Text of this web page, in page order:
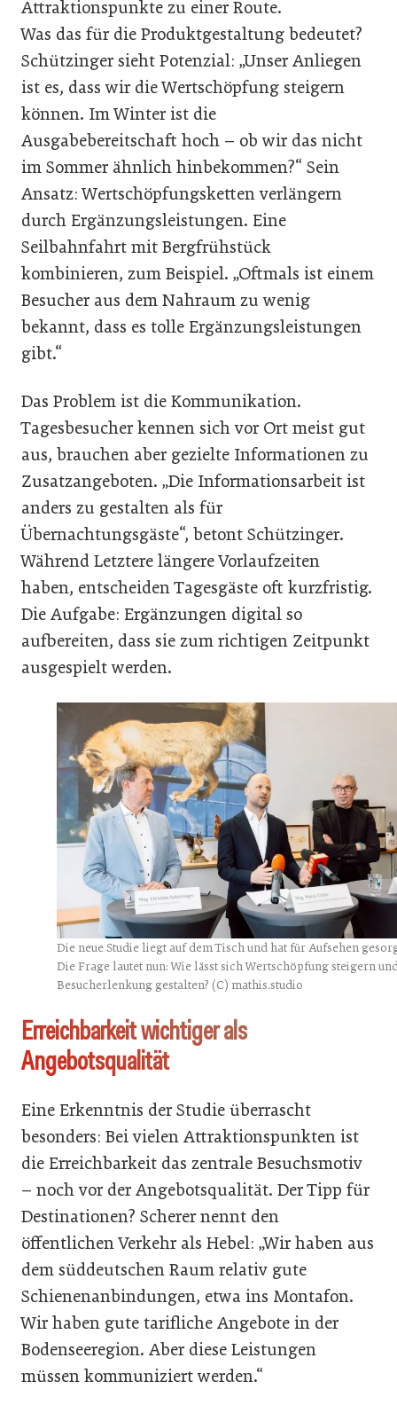
Attraktionspunkte zu einer Route.
Was das für die Produktgestaltung bedeutet?
Schützinger sieht Potenzial: „Unser Anliegen
ist es, dass wir die Wertschöpfung steigern
können. Im Winter ist die
Ausgabebereitschaft hoch – ob wir das nicht
im Sommer ähnlich hinbekommen?“ Sein
Ansatz: Wertschöpfungsketten verlängern
durch Ergänzungsleistungen. Eine
Seilbahnfahrt mit Bergfrühstück
kombinieren, zum Beispiel. „Oftmals ist einem
Besucher aus dem Nahraum zu wenig
bekannt, dass es tolle Ergänzungsleistungen
gibt.“
Das Problem ist die Kommunikation.
Tagesbesucher kennen sich vor Ort meist gut
aus, brauchen aber gezielte Informationen zu
Zusatzangeboten. „Die Informationsarbeit ist
anders zu gestalten als für
Übernachtungsgäste“, betont Schützinger.
Während Letztere längere Vorlaufzeiten
haben, entscheiden Tagesgäste oft kurzfristig.
Die Aufgabe: Ergänzungen digital so
aufbereiten, dass sie zum richtigen Zeitpunkt
ausgespielt werden.
Die neue Studie liegt auf dem Tisch und hat für Aufsehen
Die Frage lautet nun: Wie lässt sich Wertschöpfung steigern
Besucherlenkung gestalten? (C) mathis.studio
Erreichbarkeit wichtiger als
Angebotsqualität
Eine Erkenntnis der Studie überrascht
besonders: Bei vielen Attraktionspunkten ist
die Erreichbarkeit das zentrale Besuchsmotiv
– noch vor der Angebotsqualität. Der Tipp für
Destinationen? Scherer nennt den
öffentlichen Verkehr als Hebel: „Wir haben aus
dem süddeutschen Raum relativ gute
Schienenanbindungen, etwa ins Montafon.
Wir haben gute tarifliche Angebote in der
Bodenseeregion. Aber diese Leistungen
müssen kommuniziert werden.“